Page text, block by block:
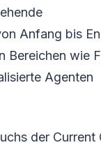
Anfang bis
Bereichen wie
Agenten
der Current